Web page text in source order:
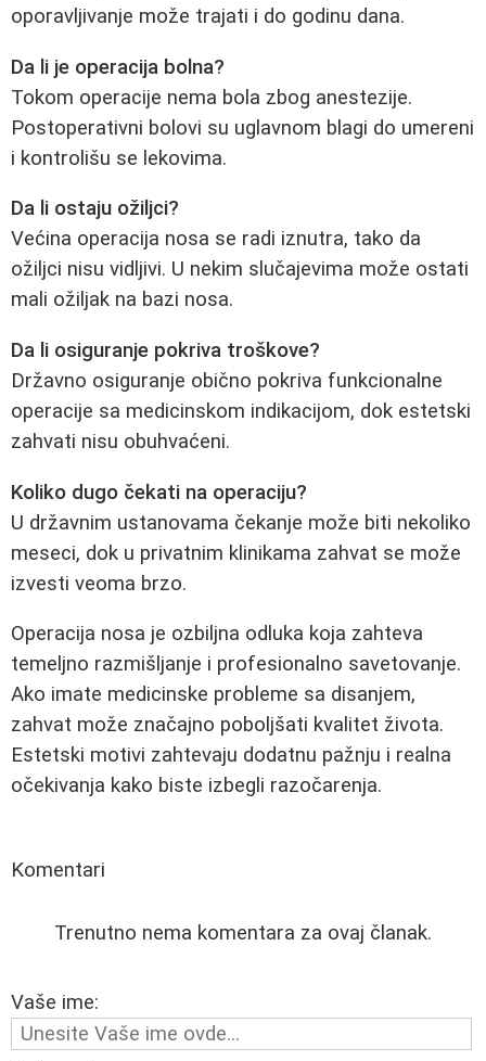
oporavljivanje može trajati i do godinu dana.
Da li je operacija bolna?
Tokom operacije nema bola zbog anestezije.
Postoperativni bolovi su uglavnom blagi do umereni
i kontrolišu se lekovima.
Da li ostaju ožiljci?
Većina operacija nosa se radi iznutra, tako da
ožiljci nisu vidljivi. U nekim slučajevima može ostati
mali ožiljak na bazi nosa.
Da li osiguranje pokriva troškove?
Državno osiguranje obično pokriva funkcionalne
operacije sa medicinskom indikacijom, dok estetski
zahvati nisu obuhvaćeni.
Koliko dugo čekati na operaciju?
U državnim ustanovama čekanje može biti nekoliko
meseci, dok u privatnim klinikama zahvat se može
izvesti veoma brzo.
Operacija nosa je ozbiljna odluka koja zahteva
temeljno razmišljanje i profesionalno savetovanje.
Ako imate medicinske probleme sa disanjem,
zahvat može značajno poboljšati kvalitet života.
Estetski motivi zahtevaju dodatnu pažnju i realna
očekivanja kako biste izbegli razočarenja.
Komentari
Trenutno nema komentara za ovaj članak.
Vaše ime: